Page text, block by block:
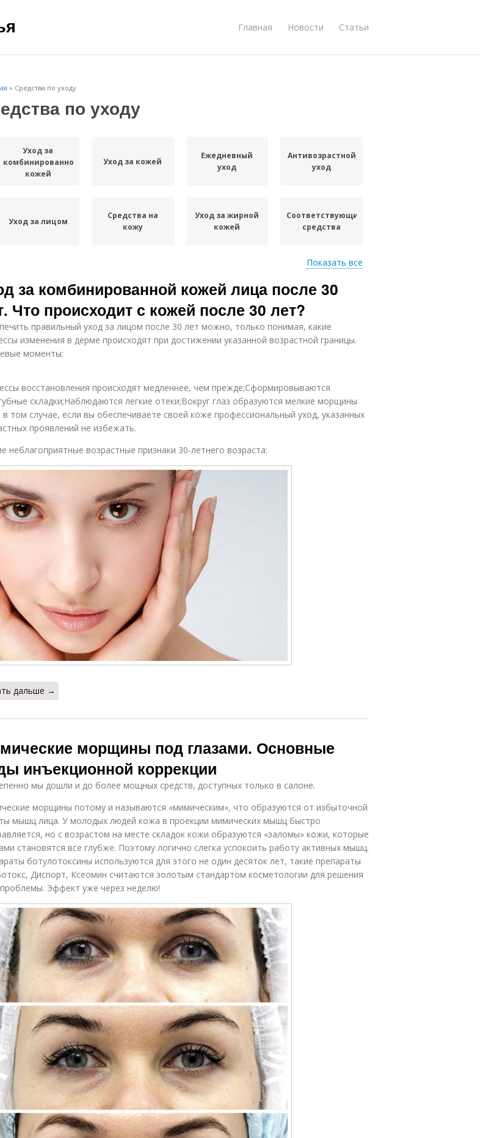
Главная Новости Статьи
» Средства по уходу
по уходу
Уход за
комбинированной
кожей
Уход за кожей
Ежедневный
уход
Антивозрастной
уход
Уход за лицом
Средства на
кожу
Уход за жирной
кожей
Соответствующие
средства
Показать все
за комбинированной кожей лица после 30
Что происходит с кожей после 30 лет?
правильный уход за лицом после 30 лет можно, только понимая, какие
изменения в дерме происходят при достижении указанной возрастной границы.
моменты:
восстановления происходят медленнее, чем прежде;Сформировываются
складки;Наблюдаются легкие отеки;Вокруг глаз образуются мелкие морщины.
том случае, если вы обеспечиваете своей коже профессиональный уход, указанных
проявлений не избежать.
неблагоприятные возрастные признаки 30-летнего возраста:
дальше →
морщины под глазами. Основные
инъекционной коррекции
мы дошли и до более мощных средств, доступных только в салоне.
морщины потому и называются «мимическим», что образуются от избыточной
мышц лица. У молодых людей кожа в проекции мимических мышц быстро
но с возрастом на месте складок кожи образуются «заломы» кожи, которые
становятся все глубже. Поэтому логично слегка успокоить работу активных мышц.
ботулотоксины используются для этого не один десяток лет, такие препараты
Диспорт, Ксеомин считаются золотым стандартом косметологии для решения
Эффект уже через неделю!